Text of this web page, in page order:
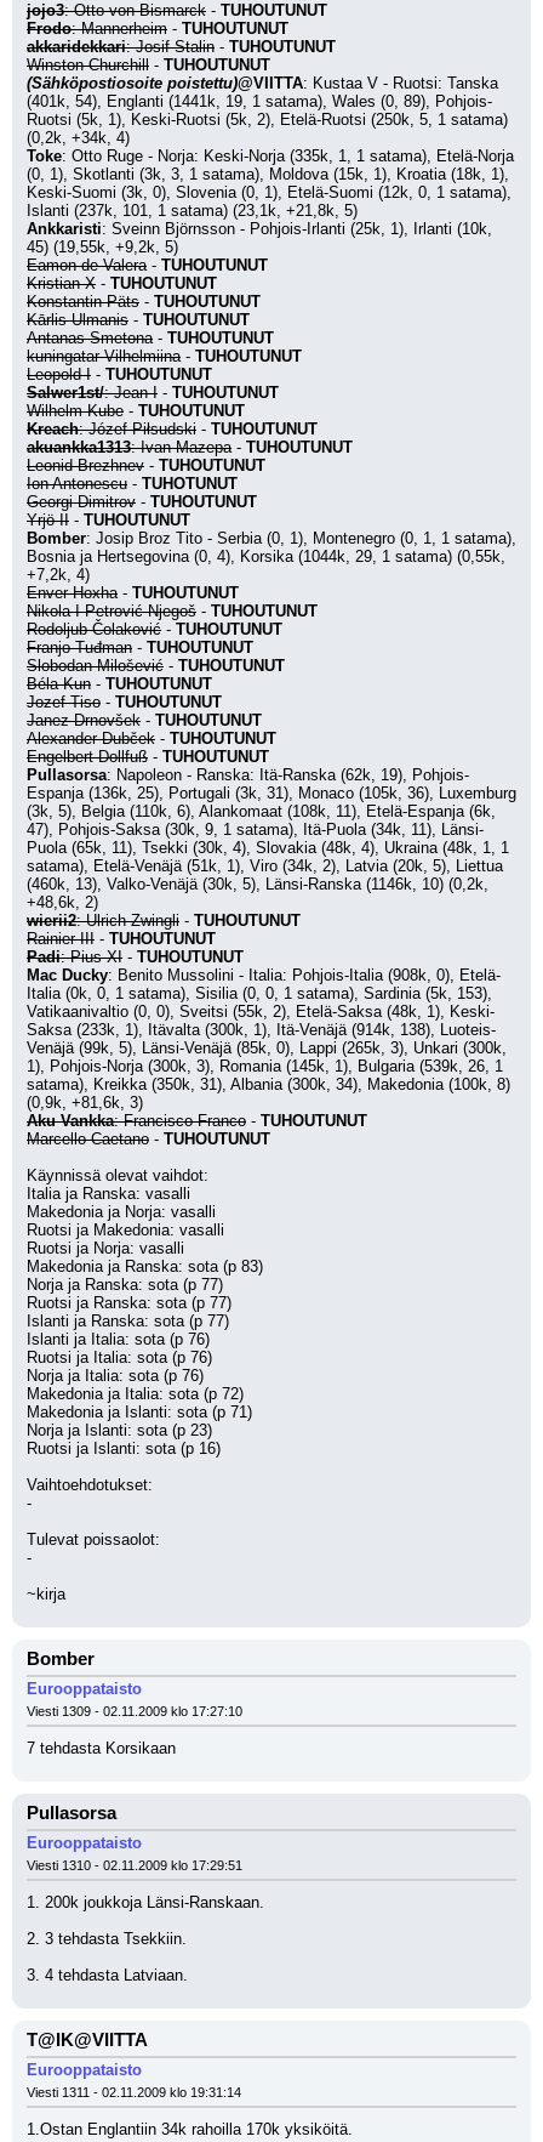
jojo3: Otto von Bismarck - TUHOUTUNUT
Frodo: Mannerheim - TUHOUTUNUT
akkaridekkari: Josif Stalin - TUHOUTUNUT
Winston Churchill - TUHOUTUNUT
(Sähköpostiosoite poistettu)@VIITTA: Kustaa V - Ruotsi: Tanska
(401k, 54), Englanti (1441k, 19, 1 satama), Wales (0, 89), Pohjois-
Ruotsi (5k, 1), Keski-Ruotsi (5k, 2), Etelä-Ruotsi (250k, 5, 1 satama)
(0,2k, +34k, 4)
Toke: Otto Ruge - Norja: Keski-Norja (335k, 1, 1 satama), Etelä-Norja
(0, 1), Skotlanti (3k, 3, 1 satama), Moldova (15k, 1), Kroatia (18k, 1),
Keski-Suomi (3k, 0), Slovenia (0, 1), Etelä-Suomi (12k, 0, 1 satama),
Islanti (237k, 101, 1 satama) (23,1k, +21,8k, 5)
Ankkaristi: Sveinn Björnsson - Pohjois-Irlanti (25k, 1), Irlanti (10k,
45) (19,55k, +9,2k, 5)
Eamon de Valera - TUHOUTUNUT
Kristian X - TUHOUTUNUT
Konstantin Päts - TUHOUTUNUT
Kārlis Ulmanis - TUHOUTUNUT
Antanas Smetona - TUHOUTUNUT
kuningatar Vilhelmiina - TUHOUTUNUT
Leopold I - TUHOUTUNUT
Salwer1st/: Jean I - TUHOUTUNUT
Wilhelm Kube - TUHOUTUNUT
Kreach: Józef Piłsudski - TUHOUTUNUT
akuankka1313: Ivan Mazepa - TUHOUTUNUT
Leonid Brezhnev - TUHOUTUNUT
Ion Antonescu - TUHOTUNUT
Georgi Dimitrov - TUHOUTUNUT
Yrjö II - TUHOUTUNUT
Bomber: Josip Broz Tito - Serbia (0, 1), Montenegro (0, 1, 1 satama),
Bosnia ja Hertsegovina (0, 4), Korsika (1044k, 29, 1 satama) (0,55k,
+7,2k, 4)
Enver Hoxha - TUHOUTUNUT
Nikola I Petrović-Njegoš - TUHOUTUNUT
Rodoljub Čolaković - TUHOUTUNUT
Franjo Tuđman - TUHOUTUNUT
Slobodan Milošević - TUHOUTUNUT
Béla Kun - TUHOUTUNUT
Jozef Tiso - TUHOUTUNUT
Janez Drnovšek - TUHOUTUNUT
Alexander Dubček - TUHOUTUNUT
Engelbert Dollfuß - TUHOUTUNUT
Pullasorsa: Napoleon - Ranska: Itä-Ranska (62k, 19), Pohjois-
Espanja (136k, 25), Portugali (3k, 31), Monaco (105k, 36), Luxemburg
(3k, 5), Belgia (110k, 6), Alankomaat (108k, 11), Etelä-Espanja (6k,
47), Pohjois-Saksa (30k, 9, 1 satama), Itä-Puola (34k, 11), Länsi-
Puola (65k, 11), Tsekki (30k, 4), Slovakia (48k, 4), Ukraina (48k, 1, 1
satama), Etelä-Venäjä (51k, 1), Viro (34k, 2), Latvia (20k, 5), Liettua
(460k, 13), Valko-Venäjä (30k, 5), Länsi-Ranska (1146k, 10) (0,2k,
+48,6k, 2)
wierii2: Ulrich Zwingli - TUHOUTUNUT
Rainier III - TUHOUTUNUT
Padi: Pius XI - TUHOUTUNUT
Mac Ducky: Benito Mussolini - Italia: Pohjois-Italia (908k, 0), Etelä-
Italia (0k, 0, 1 satama), Sisilia (0, 0, 1 satama), Sardinia (5k, 153),
Vatikaanivaltio (0, 0), Sveitsi (55k, 2), Etelä-Saksa (48k, 1), Keski-
Saksa (233k, 1), Itävalta (300k, 1), Itä-Venäjä (914k, 138), Luoteis-
Venäjä (99k, 5), Länsi-Venäjä (85k, 0), Lappi (265k, 3), Unkari (300k,
1), Pohjois-Norja (300k, 3), Romania (145k, 1), Bulgaria (539k, 26, 1
satama), Kreikka (350k, 31), Albania (300k, 34), Makedonia (100k, 8)
(0,9k, +81,6k, 3)
Aku Vankka: Francisco Franco - TUHOUTUNUT
Marcello Caetano - TUHOUTUNUT
Käynnissä olevat vaihdot:
Italia ja Ranska: vasalli
Makedonia ja Norja: vasalli
Ruotsi ja Makedonia: vasalli
Ruotsi ja Norja: vasalli
Makedonia ja Ranska: sota (p 83)
Norja ja Ranska: sota (p 77)
Ruotsi ja Ranska: sota (p 77)
Islanti ja Ranska: sota (p 77)
Islanti ja Italia: sota (p 76)
Ruotsi ja Italia: sota (p 76)
Norja ja Italia: sota (p 76)
Makedonia ja Italia: sota (p 72)
Makedonia ja Islanti: sota (p 71)
Norja ja Islanti: sota (p 23)
Ruotsi ja Islanti: sota (p 16)
Vaihtoehdotukset:
-
Tulevat poissaolot:
-
~kirja
Bomber
Eurooppataisto
Viesti 1309 - 02.11.2009 klo 17:27:10
7 tehdasta Korsikaan
Pullasorsa
Eurooppataisto
Viesti 1310 - 02.11.2009 klo 17:29:51
1. 200k joukkoja Länsi-Ranskaan.
2. 3 tehdasta Tsekkiin.
3. 4 tehdasta Latviaan.
T@IK@VIITTA
Eurooppataisto
Viesti 1311 - 02.11.2009 klo 19:31:14
1.Ostan Englantiin 34k rahoilla 170k yksiköitä.